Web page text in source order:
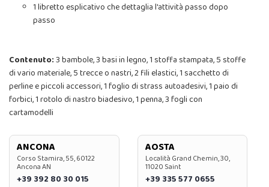
1 libretto esplicativo che dettaglia l'attività passo dopo
passo
Contenuto:3 bambole, 3 basi in legno, 1 stoffa stampata, 5 stoffe
di vario materiale, 5 trecce o nastri, 2 fili elastici, 1 sacchetto di
perline e piccoli accessori, 1 foglio di strass autoadesivi, 1 paio di
forbici, 1 rotolo di nastro biadesivo, 1 penna, 3 fogli con
cartamodelli
ANCONA
Corso Stamira, 55, 60122
Ancona AN
+39 392 80 30 015
AOSTA
Località Grand Chemin, 30,
11020 Saint
+39 335 577 0655